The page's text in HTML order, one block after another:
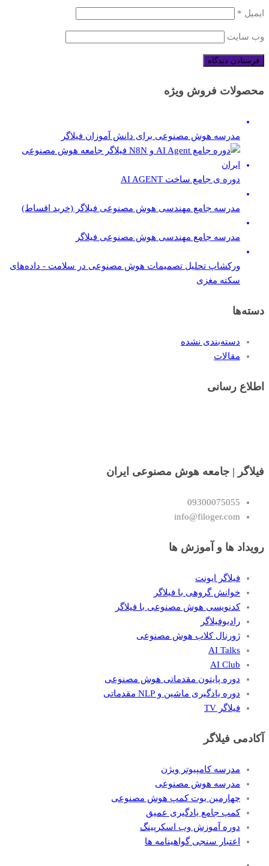
ایمیل *
وب‌ سایت
محصولات فروش ویژه
مدرسه هوش مصنوعی برای دانش آموزان فیلاگر
دوره ی جامع ساخت AI AGENT
مدرسه جامع مهندسی هوش مصنوعی فیلاگر (خرید اقساط)
مدرسه جامع مهندسی هوش مصنوعی فیلاگر
ورکشاپ تحلیل تصمیمات هوش مصنوعی در سلامت - داده‌های
سکته مغزی
دسته‌ها
دسته‌بندی نشده
مقالات
اطلاع رسانی
فیلاگر | جامعه هوش مصنوعی ایران
09300075055
info@filoger.com
رویداد ها و آموزش ها
فیلاگر ایونت
خوانش گروهی با فیلاگر
کدنویسی هوش مصنوعی با فیلاگر
رادیوفیلاگر
ژورنال کلاب هوش مصنوعی
AI Talks
AI Club
دوره پایتون مقدماتی هوش مصنوعی
دوره یادگیری ماشین و NLP مقدماتی
فیلاگر TV
آکادمی فیلاگر
مدرسه کامپیوتر ویژن
مدرسه هوش مصنوعی
چهارمین بوت کمپ هوش مصنوعی
کمپ جامع یادگیری عمیق
دوره آموزش وب اسکرپینگ
اعتبار سنجی گواهینامه ها